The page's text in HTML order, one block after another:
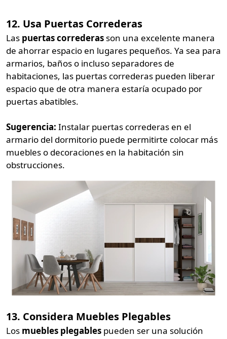
12. Usa Puertas Correderas
Las puertas correderasson una excelente manera
de ahorrar espacio en lugares pequeños. Ya sea para
armarios, baños o incluso separadores de
habitaciones, las puertas correderas pueden liberar
espacio que de otra manera estaría ocupado por
puertas abatibles.
Sugerencia: Instalar puertas correderas en el
armario del dormitorio puede permitirte colocar más
muebles o decoraciones en la habitación sin
obstrucciones.
13. Considera Muebles Plegables
Los muebles plegables pueden ser una solución